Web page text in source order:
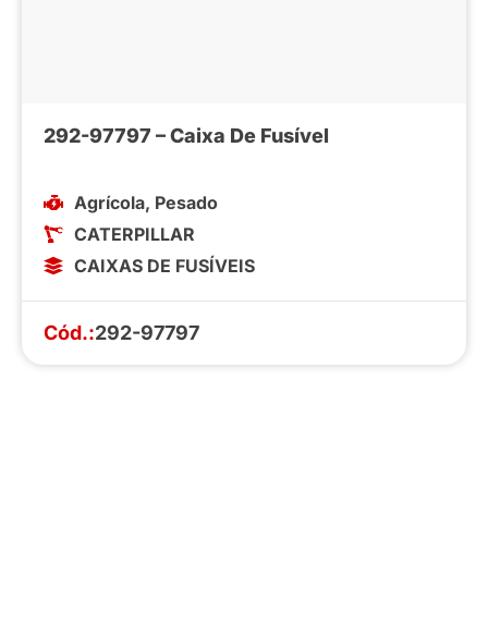
292-97797 – Caixa De Fusível
Agrícola, Pesado
CATERPILLAR
CAIXAS DE FUSÍVEIS
Cód.:292-97797